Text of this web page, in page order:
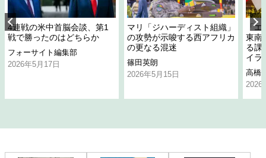
4連戦の米中首脳会談、第1
戦で勝ったのはどちらか
フォーサイト編集部
2026年5月17日
マリ「ジハーディスト組織」
の攻勢が示唆する西アフリカ
の更なる混迷
篠田英朗
2026年5月15日
「
東南
る課
イラ
高橋
2026